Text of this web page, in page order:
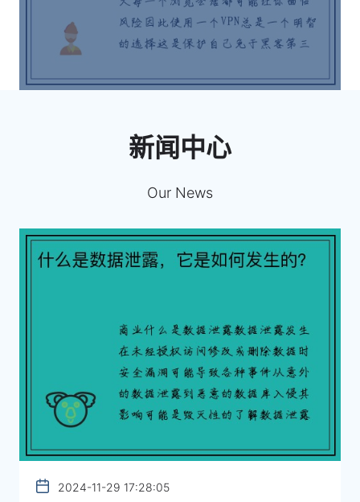
新闻中心
Our News
2024-11-29 17:28:05